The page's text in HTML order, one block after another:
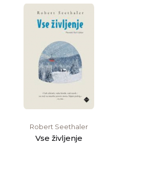
Robert Seethaler
Vse življenje